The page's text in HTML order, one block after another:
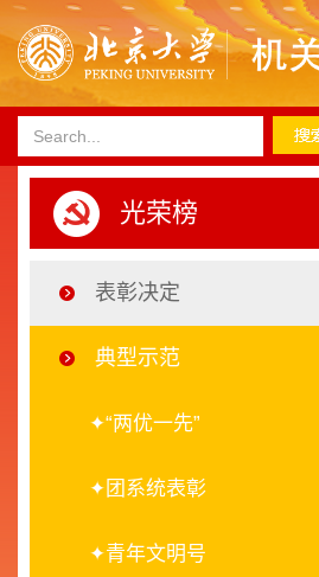
光荣榜
表彰决定
典型示范
✦“两优一先”
✦团系统表彰
✦青年文明号